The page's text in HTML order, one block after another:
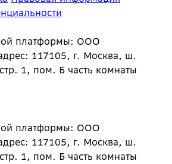
платформы: ООО
117105, г. Москва, ш.
1, пом. Б часть комнаты
платформы: ООО
117105, г. Москва, ш.
1, пом. Б часть комнаты